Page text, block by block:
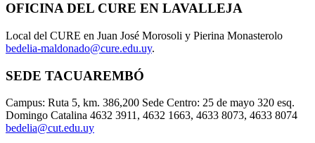
OFICINA DEL CURE EN LAVALLEJA
Local del CURE en Juan José Morosoli y Pierina Monasterolo
bedelia-maldonado@cure.edu.uy.
SEDE TACUAREMBÓ
Campus: Ruta 5, km. 386,200 Sede Centro: 25 de mayo 320 esq.
Domingo Catalina 4632 3911, 4632 1663, 4633 8073, 4633 8074
bedelia@cut.edu.uy